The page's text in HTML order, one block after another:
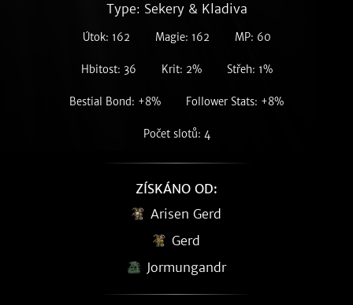
Type: Sekery & Kladiva
Útok: 162 Magie: 162 MP: 60
Hbitost: 36 Krit: 2% Střeh: 1%
Bestial Bond: +8% Follower Stats: +8%
Počet slotů: 4
ZÍSKÁNO OD:
Arisen Gerd
Gerd
Jormungandr